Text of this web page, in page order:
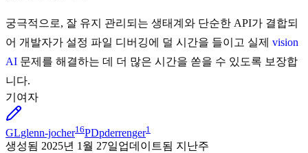
궁극적으로, 잘 유지 관리되는 생태계와 단순한 API가 결합되
어 개발자가 설정 파일 디버깅에 덜 시간을 들이고 실제 vision
AI 문제를 해결하는 데 더 많은 시간을 쏟을 수 있도록 보장합
니다.
기여자
GLglenn-jocher16PDpderrenger1
생성됨 2025년 1월 27일업데이트됨 지난주